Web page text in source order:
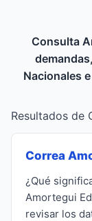
Consulta
Nacionales
Resultados de
Correa
¿Qué
Amortegui
revisar los